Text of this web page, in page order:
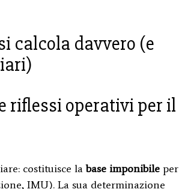
calcola davvero (e
riflessi operativi per il
costituisce labase imponibile per
IMU). La sua determinazione